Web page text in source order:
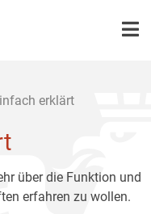
erklärt
über die Funktion und
erfahren zu wollen.